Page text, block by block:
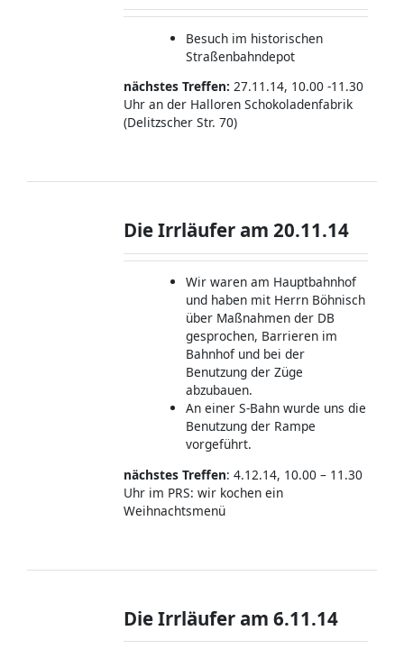
Besuch im historischen
Straßenbahndepot
nächstes Treffen:27.11.14, 10.00 -11.30
Uhr an der Halloren Schokoladenfabrik
(Delitzscher Str. 70)
Die Irrläufer am 20.11.14
Wir waren am Hauptbahnhof
und haben mit Herrn Böhnisch
über Maßnahmen der DB
gesprochen, Barrieren im
Bahnhof und bei der
Benutzung der Züge
abzubauen.
An einer S-Bahn wurde uns die
Benutzung der Rampe
vorgeführt.
nächstes Treffen: 4.12.14, 10.00 – 11.30
Uhr im PRS: wir kochen ein
Weihnachtsmenü
Die Irrläufer am 6.11.14